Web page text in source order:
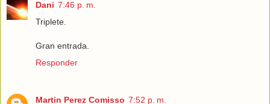
Dani 7:46 p. m.
Triplete.
Gran entrada.
Responder
Martin Perez Comisso 7:52 p. m.